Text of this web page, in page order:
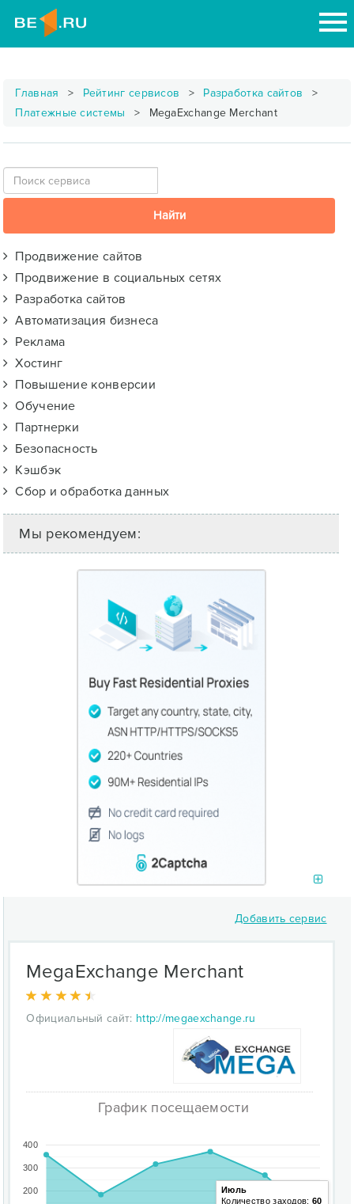
Главная Рейтинг сервисов
Разработка сайтов
Платежные системы
MegaExchange Merchant
Продвижение сайтов
Продвижение в социальных сетях
Разработка сайтов
Автоматизация бизнеса
Реклама
Хостинг
Повышение конверсии
Обучение
Партнерки
Безопасность
Кэшбэк
Сбор и обработка данных
Мы рекомендуем:
Добавить сервис
MegaExchange Merchant
Официальный сайт: http://megaexchange.ru
График посещаемости
200
300
400
Июль
Количество заходов: 60